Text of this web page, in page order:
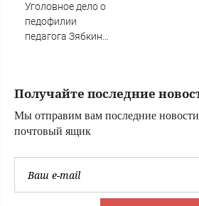
Уголовное дело о
педофилии
педагога Зябкина
Получайте последние
Мы отправим вам последние
почтовый ящик